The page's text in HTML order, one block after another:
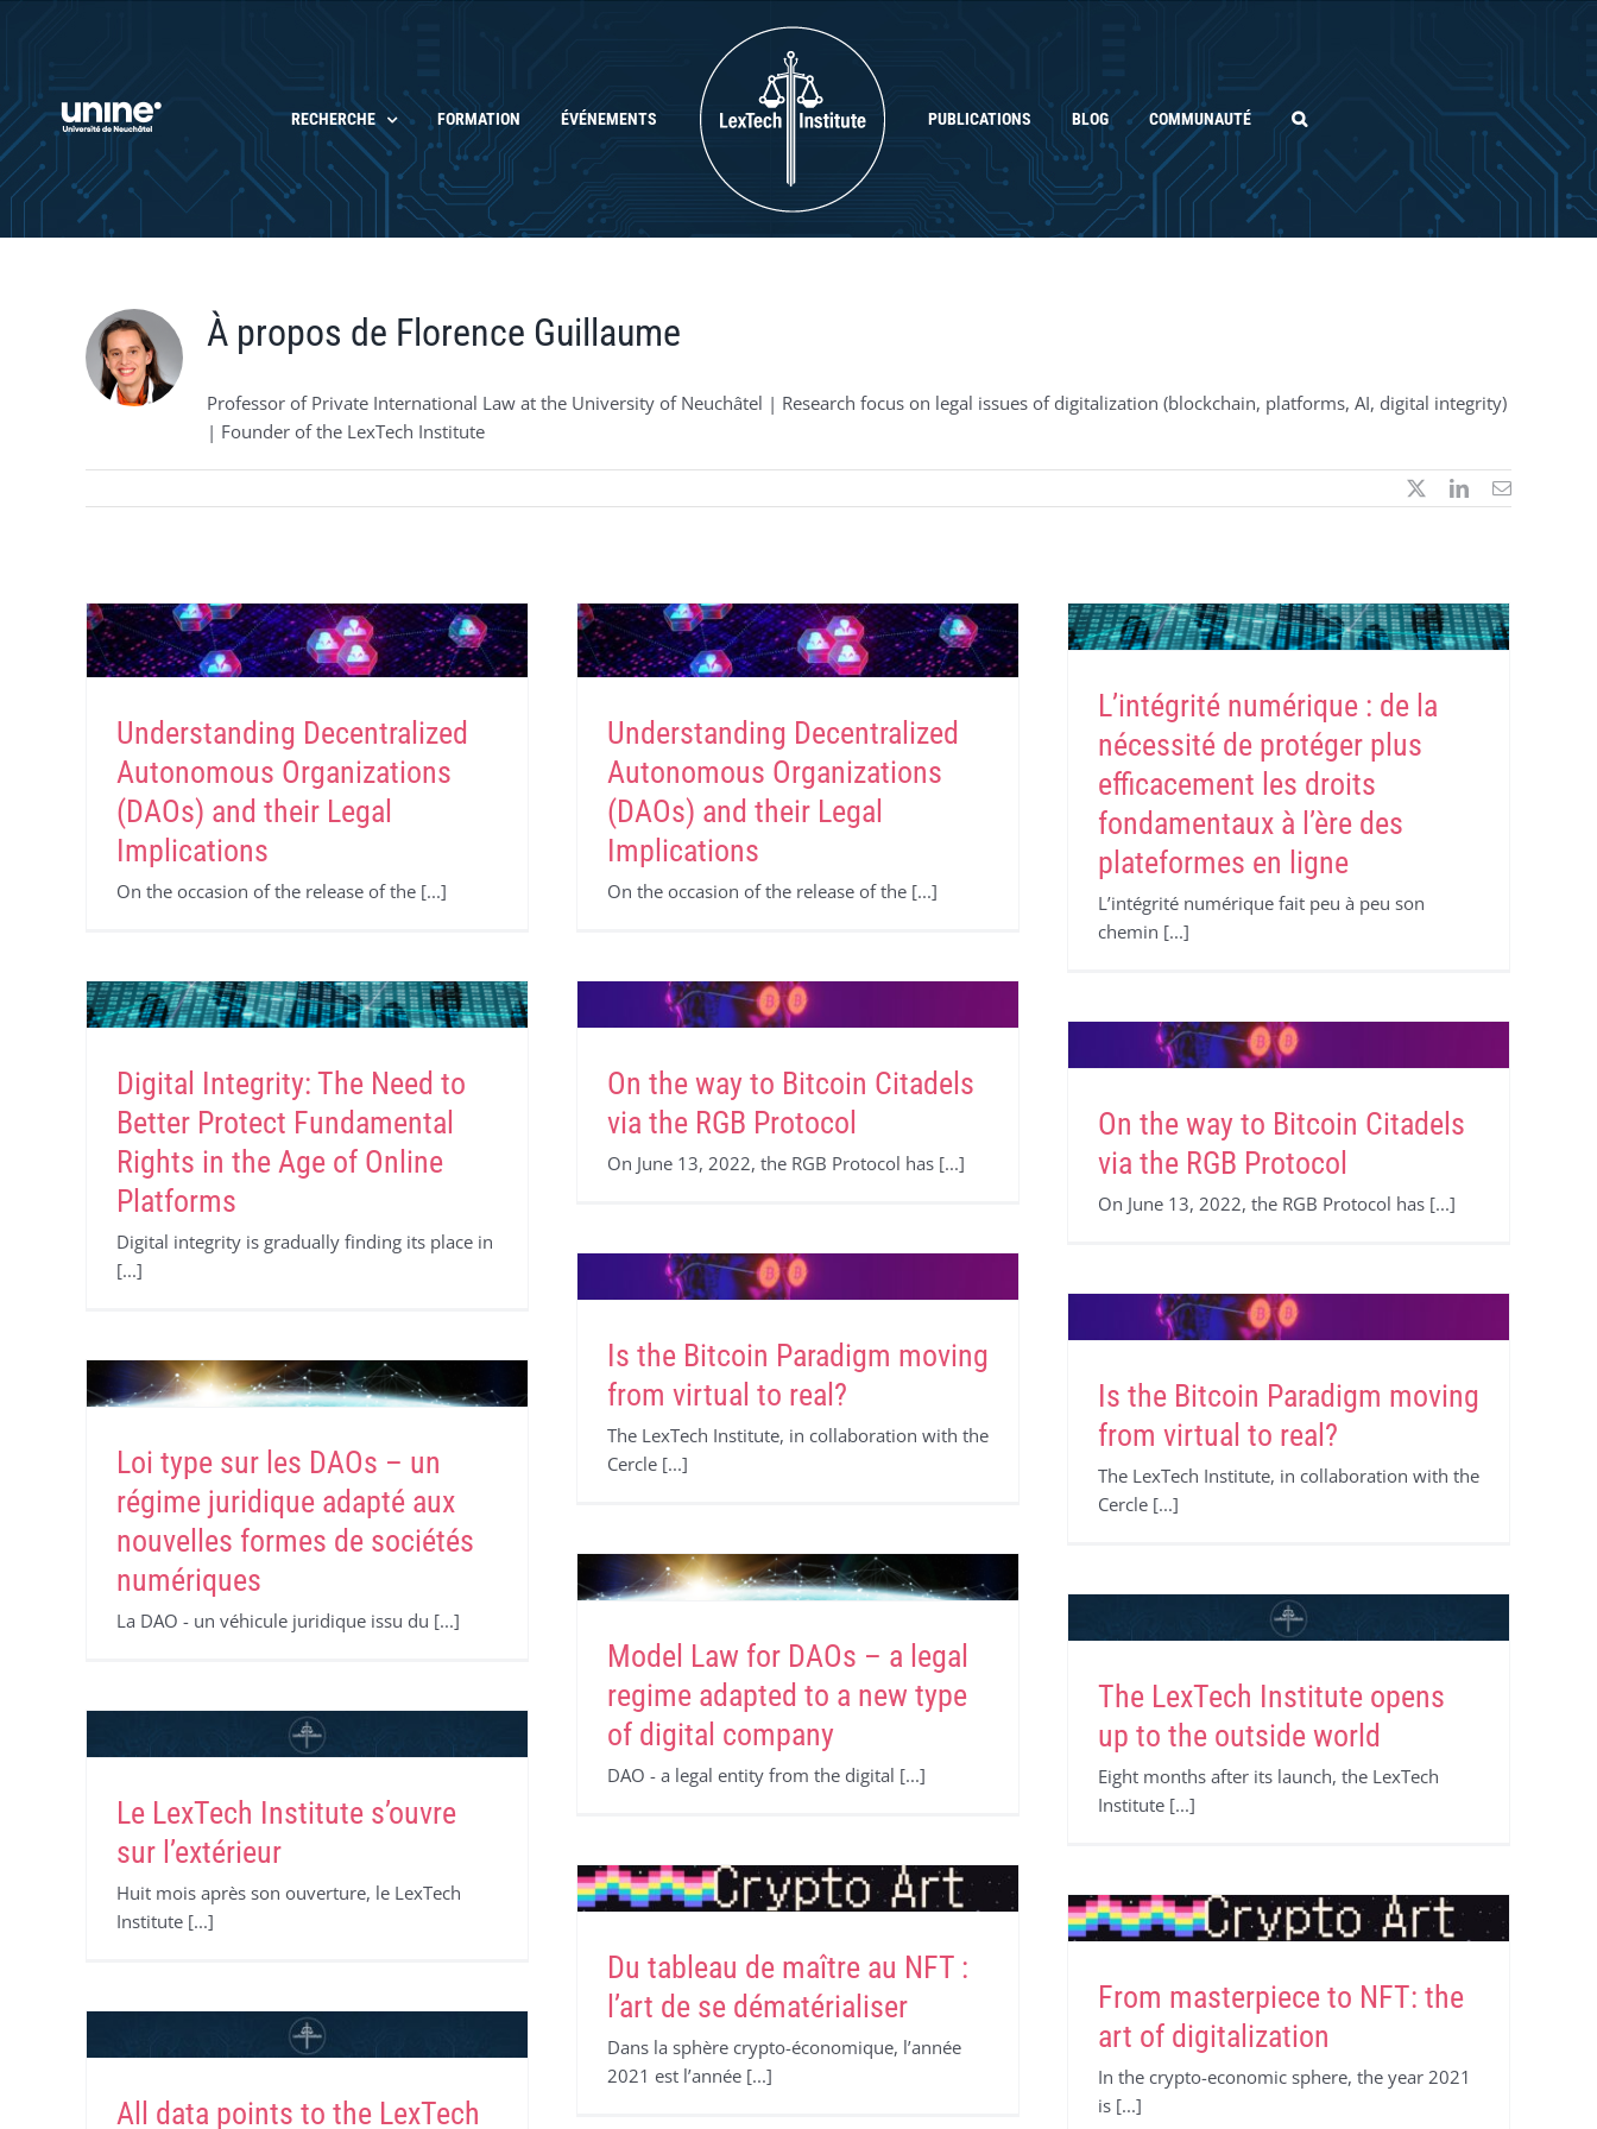
contenu
RECHERCHE FORMATION ÉVÉNEMENTS PUBLICATIONS BLOG COMMUNAUTÉ
À propos de Florence Guillaume
Professor of Private International Law at the University of Neuchâtel | Research focus on legal issues of digitalization (blockchain, platforms, AI, digital integrity)
| Founder of the LexTech Institute
LinkedInEmail
Understanding Decentralized
Autonomous Organizations
(DAOs) and their Legal
Implications
On the occasion of the release of the [...]
Understanding Decentralized
Autonomous Organizations
(DAOs) and their Legal
Implications
On the occasion of the release of the [...]
L’intégrité numérique : de la
nécessité de protéger plus
efficacement les droits
fondamentaux à l’ère des
plateformes en ligne
L’intégrité numérique fait peu à peu son
chemin [...]
Digital Integrity: The Need to
Better Protect Fundamental
Rights in the Age of Online
Platforms
Digital integrity is gradually finding its place in
[...]
On the way to Bitcoin Citadels
via the RGB Protocol
On June 13, 2022, the RGB Protocol has [...]
On the way to Bitcoin Citadels
via the RGB Protocol
On June 13, 2022, the RGB Protocol has [...]
Is the Bitcoin Paradigm moving
from virtual to real?
The LexTech Institute, in collaboration with the
Cercle [...]
Is the Bitcoin Paradigm moving
from virtual to real?
The LexTech Institute, in collaboration with the
Cercle [...]
Loi type sur les DAOs – un
régime juridique adapté aux
nouvelles formes de sociétés
numériques
La DAO - un véhicule juridique issu du [...]
Model Law for DAOs – a legal
regime adapted to a new type
of digital company
DAO - a legal entity from the digital [...]
The LexTech Institute opens
up to the outside world
Eight months after its launch, the LexTech
Institute [...]
Le LexTech Institute s’ouvre
sur l’extérieur
Huit mois après son ouverture, le LexTech
Institute [...]
Du tableau de maître au NFT :
l’art de se dématérialiser
Dans la sphère crypto-économique, l’année
2021 est l’année [...]
From masterpiece to NFT: the
art of digitalization
In the crypto-economic sphere, the year 2021
is [...]
All data points to the LexTech